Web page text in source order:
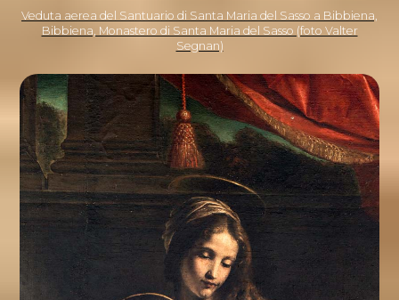
Veduta aerea del Santuario di Santa Maria del Sasso a Bibbiena,
Bibbiena, Monastero di Santa Maria del Sasso (foto Valter
Segnan)